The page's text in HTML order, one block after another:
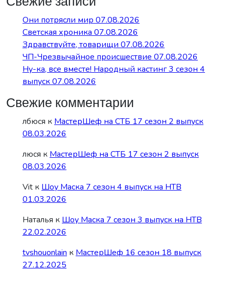
Они потрясли мир 07.08.2026
Светская хроника 07.08.2026
Здравствуйте, товарищи 07.08.2026
ЧП-Чрезвычайное происшествие 07.08.2026
Ну-ка, все вместе! Народный кастинг 3 сезон 4
выпуск 07.08.2026
Свежие комментарии
лбюся к МастерШеф на СТБ 17 сезон 2 выпуск
08.03.2026
люся к МастерШеф на СТБ 17 сезон 2 выпуск
08.03.2026
Vit к Шоу Маска 7 сезон 4 выпуск на НТВ
01.03.2026
Наталья к Шоу Маска 7 сезон 3 выпуск на НТВ
22.02.2026
tvshouonlain к МастерШеф 16 сезон 18 выпуск
27.12.2025